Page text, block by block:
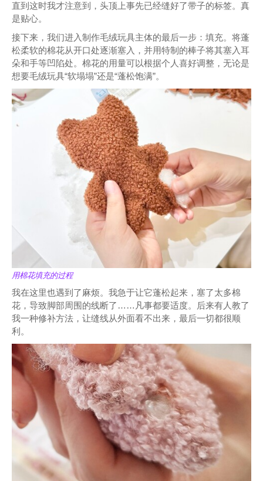
直到这时我才注意到，头顶上事先已经缝好了带子的标签。真
是贴心。
接下来，我们进入制作毛绒玩具主体的最后一步：填充。将蓬
松柔软的棉花从开口处逐渐塞入，并用特制的棒子将其塞入耳
朵和手等凹陷处。棉花的用量可以根据个人喜好调整，无论是
想要毛绒玩具“软塌塌”还是“蓬松饱满”。
用棉花填充的过程
我在这里也遇到了麻烦。我急于让它蓬松起来，塞了太多棉
花，导致脚部周围的线断了……凡事都要适度。后来有人教了
我一种修补方法，让缝线从外面看不出来，最后一切都很顺
利。